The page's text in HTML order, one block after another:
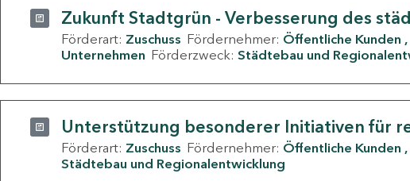
Zukunft Stadtgrün - Verbesserung des
Förderart: Zuschuss Fördernehmer: Öffentliche Kunden
Unternehmen Förderzweck: Städtebau und
Unterstützung besonderer Initiativen für
Förderart: Zuschuss Fördernehmer: Öffentliche Kunden
Städtebau und Regionalentwicklung